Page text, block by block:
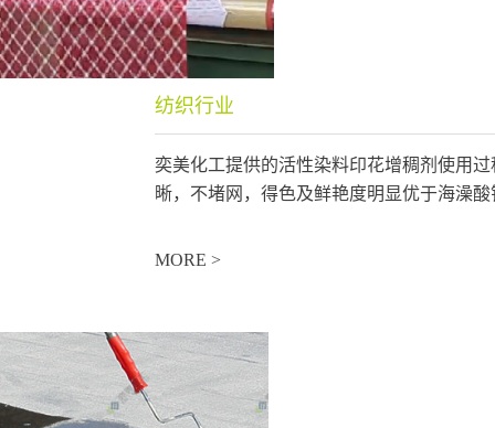
纺织行业
奕美化工提供的活性染料印花增稠剂使用
晰，不堵网，得色及鲜艳度明显优于海澡
MORE >